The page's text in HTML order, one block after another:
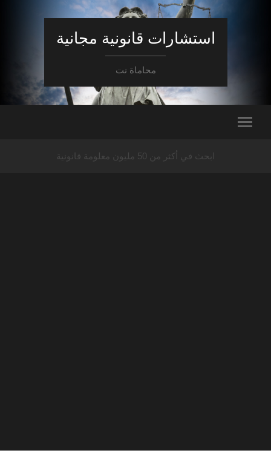
استشارات قانونية مجانية
محاماة نت
ابحث في أكثر من 50 مليون معلومة قانونية